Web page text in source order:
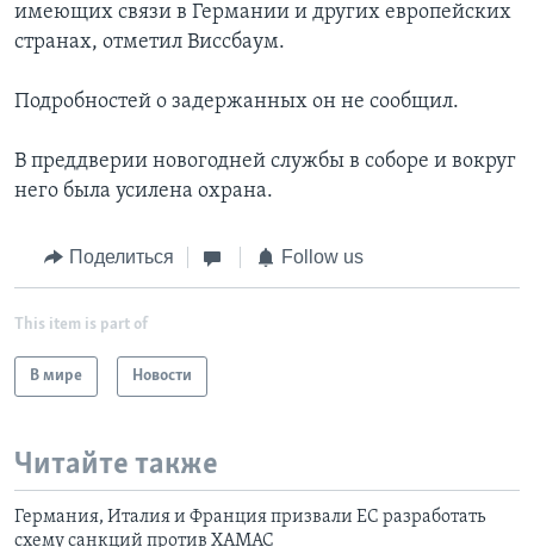
имеющих связи в Германии и других европейских
странах, отметил Виссбаум.
Подробностей о задержанных он не сообщил.
В преддверии новогодней службы в соборе и вокруг
него была усилена охрана.
Поделиться Follow us
This item is part of
В мире Новости
Читайте также
Германия, Италия и Франция призвали ЕС разработать
схему санкций против ХАМАС